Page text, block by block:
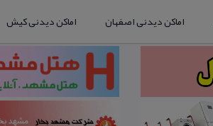
اماکن دیدنی اصفهان اماکن دیدنی کیش